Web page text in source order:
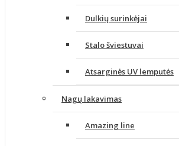
Dulkių surinkėjai
Stalo šviestuvai
Atsarginės UV lemputės
Nagų lakavimas
Amazing line